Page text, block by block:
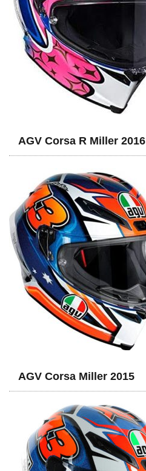
AGV Corsa R Miller 2016
AGV Corsa Miller 2015